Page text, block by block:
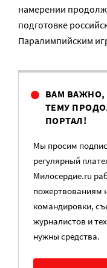
намерении
подготовке
Паралимпийским
ВАМ ВАЖНО,
ТЕМУ
ПОРТАЛ!
Мы просим
регулярный
Милосердие.ru
пожертвованиям
командировки,
журналистов и
нужны средства.